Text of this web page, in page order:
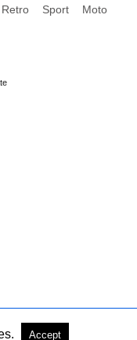
Retro Sport Moto
Accept